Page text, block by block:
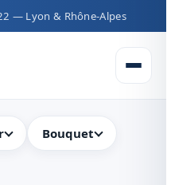
— Lyon & Rhône-Alpes
Ouvrir
Bouquet